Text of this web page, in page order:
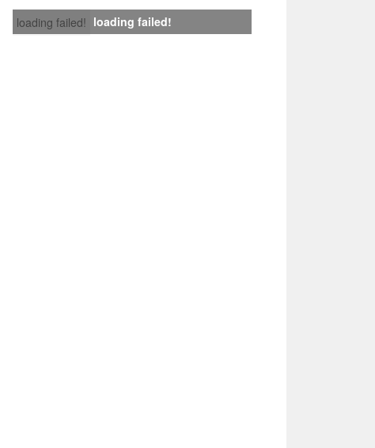
loading failed! loading failed!